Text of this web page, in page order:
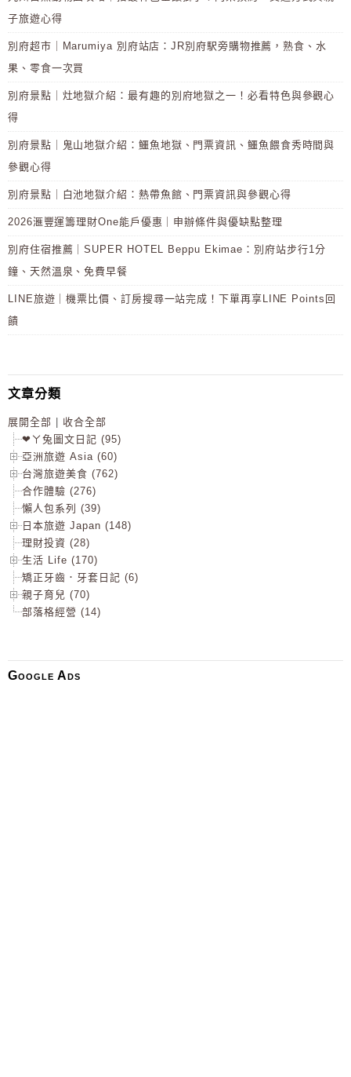
子旅遊心得
別府超市｜Marumiya 別府站店：JR別府駅旁購物推薦，熟食、水
果、零食一次買
別府景點｜灶地獄介紹：最有趣的別府地獄之一！必看特色與參觀心
得
別府景點｜鬼山地獄介紹：鱷魚地獄、門票資訊、鱷魚餵食秀時間與
參觀心得
別府景點｜白池地獄介紹：熱帶魚館、門票資訊與參觀心得
2026滙豐運籌理財One能戶優惠｜申辦條件與優缺點整理
別府住宿推薦｜SUPER HOTEL Beppu Ekimae：別府站步行1分
鐘、天然溫泉、免費早餐
LINE旅遊｜機票比價、訂房搜尋一站完成！下單再享LINE Points回
饋
文章分類
展開全部 | 收合全部
❤ㄚ兔圖文日記 (95)
亞洲旅遊 Asia (60)
台灣旅遊美食 (762)
合作體驗 (276)
懶人包系列 (39)
日本旅遊 Japan (148)
理財投資 (28)
生活 Life (170)
矯正牙齒．牙套日記 (6)
親子育兒 (70)
部落格經營 (14)
Google Ads